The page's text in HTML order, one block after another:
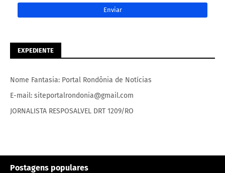
EXPEDIENTE
Nome Fantasia: Portal Rondônia de Notícias
E-mail: siteportalrondonia@gmail.com
JORNALISTA RESPOSALVEL DRT 1209/RO
Postagens populares